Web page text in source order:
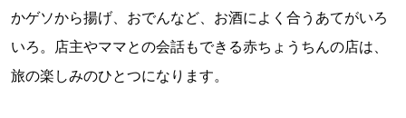
かゲソから揚げ、おでんなど、お酒によく合うあてがいろ
いろ。店主やママとの会話もできる赤ちょうちんの店は、
旅の楽しみのひとつになります。